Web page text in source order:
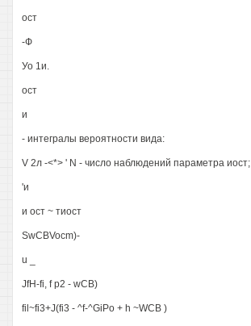
ост
-Ф
Уо 1и.
ост
и
- интегралы вероятности вида:
V 2л -<*> ' N - число наблюдений параметра иост;
'и
и ост ~ тиост
SwCBVocm)-
u _
JfH-fi, f p2 - wCB)
fil~fi3+J(fi3 - ^f-^GiPo + h ~WCB )